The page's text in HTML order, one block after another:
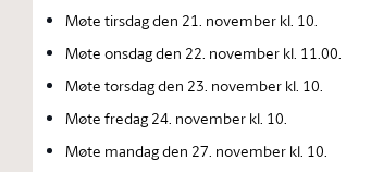
Møte tirsdag den 21. november kl. 10.
Møte onsdag den 22. november kl. 11.00.
Møte torsdag den 23. november kl. 10.
Møte fredag 24. november kl. 10.
Møte mandag den 27. november kl. 10.